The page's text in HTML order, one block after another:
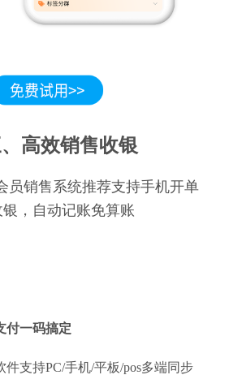
高效销售收银
员销售系统推荐支持手机开单
，自动记账免算账
付一码搞定
支持PC/手机/平板/pos多端同步